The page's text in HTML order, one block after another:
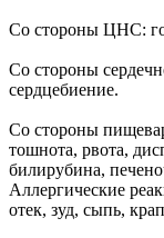
Со стороны ЦНС:
Со стороны
сердцебиение.
Со стороны
тошнота, рвота,
билирубина,
Аллергические
отек, зуд, сыпь,